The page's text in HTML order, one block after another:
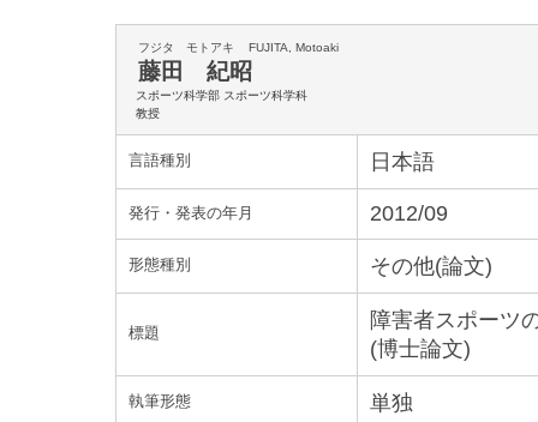
フジタ モトアキ FUJITA, Motoaki
藤田 紀昭
スポーツ科学部 スポーツ科学科
教授
言語種別 日本語
発行・発表の年月 2012/09
形態種別 その他(論文)
標題
障害者スポーツ
(博士論文)
執筆形態 単独